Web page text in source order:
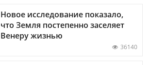
Новое исследование показало,
что Земля постепенно заселяет
Венеру жизнью
36140